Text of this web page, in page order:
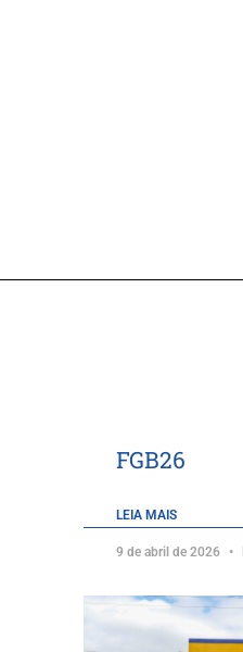
FGB26
LEIA MAIS
9 de abril de 2026